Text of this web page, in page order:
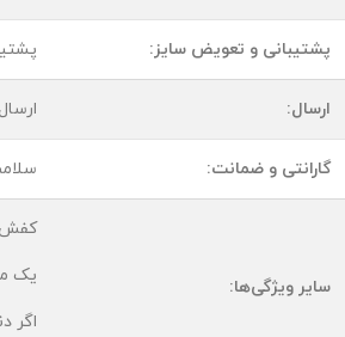
پشتیبانی و تعویض سایز:
ارسال:
گارانتی و ضمانت:
سایر ویژگی‌ها:
کفش چرم
یک
اگر